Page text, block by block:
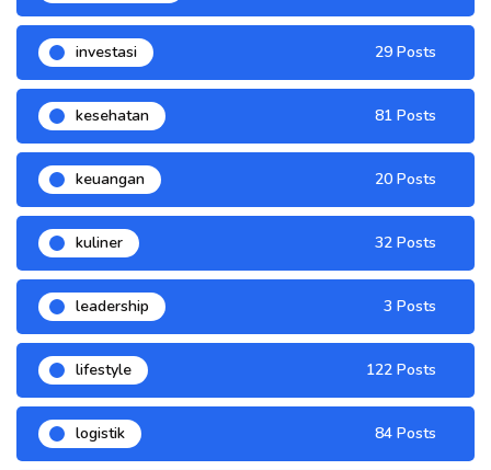
investasi 29 Posts
kesehatan 81 Posts
keuangan 20 Posts
kuliner 32 Posts
leadership 3 Posts
lifestyle 122 Posts
logistik 84 Posts